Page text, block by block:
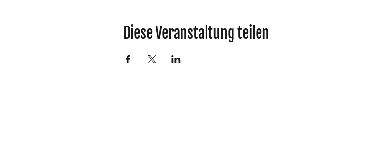
Diese Veranstaltung teilen